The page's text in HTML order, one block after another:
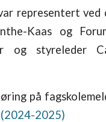
representert ved
Kaas og
og styreleder
på
2025)